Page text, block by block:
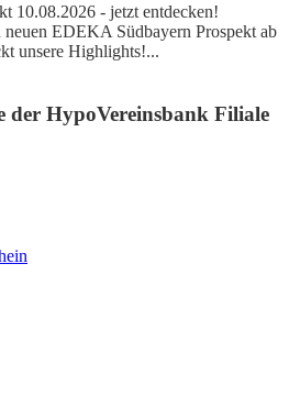
10.08.2026 - jetzt entdecken!
neuen EDEKA Südbayern Prospekt ab
unsere Highlights!...
der HypoVereinsbank Filiale